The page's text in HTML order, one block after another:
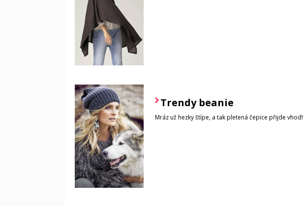
Trendy beanie
Mráz už hezky štípe, a tak pletená čepice přijde vhod!